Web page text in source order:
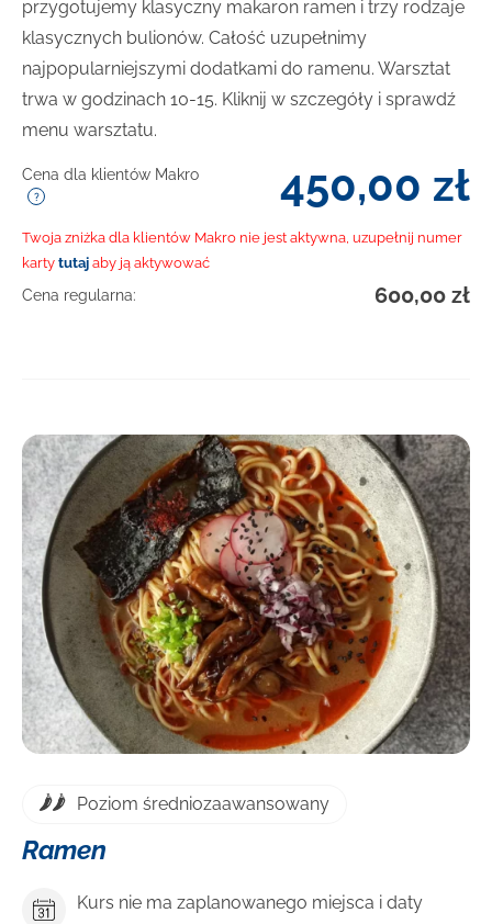
przygotujemy klasyczny makaron ramen i trzy rodzaje
klasycznych bulionów. Całość uzupełnimy
najpopularniejszymi dodatkami do ramenu. Warsztat
trwa w godzinach 10-15. Kliknij w szczegóły i sprawdź
menu warsztatu.
Cena dla klientów Makro 450,00 zł
Twoja zniżka dla klientów Makro nie jest aktywna, uzupełnij numer
karty tutaj aby ją aktywować
Cena regularna: 600,00 zł
DOWIEDZ SIĘ WIĘCEJ
Poziom średniozaawansowany
Ramen
Kurs nie ma zaplanowanego miejsca i daty